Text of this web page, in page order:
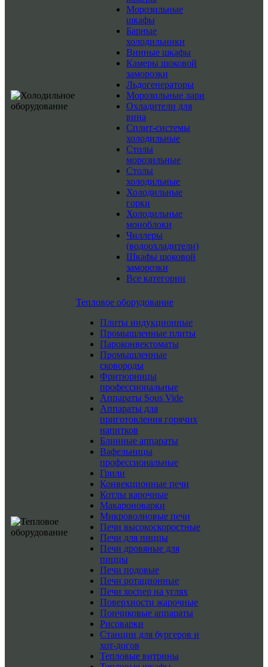
Морозильные
шкафы
Барные
холодильники
Винные шкафы
Камеры шоковой
заморозки
Льдогенераторы
Морозильные лари
Охладители для
вина
Сплит-системы
холодильные
Столы
морозильные
Столы
холодильные
Холодильные
горки
Холодильные
моноблоки
Чиллеры
(водоохладители)
Шкафы шоковой
заморозки
Все категории
Тепловое оборудование
Плиты индукционные
Промышленные плиты
Пароконвектоматы
Промышленные
сковороды
Фритюрницы
профессиональные
Аппараты Sous Vide
Аппараты для
приготовления горячих
напитков
Блинные аппараты
Вафельницы
профессиональные
Грили
Конвекционные печи
Котлы варочные
Макароноварки
Микроволновые печи
Печи высокоскоростные
Печи для пиццы
Печи дровяные для
пиццы
Печи подовые
Печи ротационные
Печи хоспер на углях
Поверхности жарочные
Пончиковые аппараты
Рисоварки
Станции для бургеров и
хот-догов
Тепловые витрины